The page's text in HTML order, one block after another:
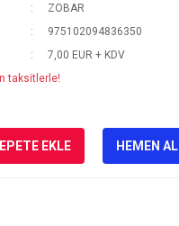
ZOBAR
975102094836350
7,00 EUR + KDV
taksitlerle!
EKLE HEMEN AL